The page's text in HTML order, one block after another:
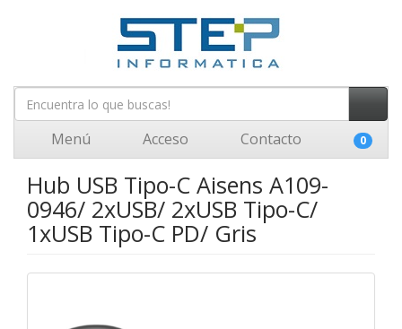
Menú Acceso Contacto 0
Hub USB Tipo-C Aisens A109-
0946/ 2xUSB/ 2xUSB Tipo-C/
1xUSB Tipo-C PD/ Gris